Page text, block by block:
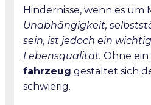
Hindernisse, wenn es um
Unabhängigkeit,
sein, ist jedoch ein
Lebensqualität. Ohne ein
fahrzeug gestaltet sich
schwierig.